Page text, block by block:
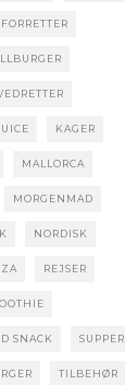
FORRETTER
KAGER
MALLORCA
MORGENMAD
NORDISK
REJSER
SNACK SUPPER
TILBEHØR